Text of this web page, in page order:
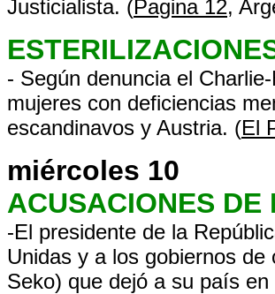
Justicialista. (Pagina 12,
- Según denuncia el
mujeres con deficiencias
escandinavos y Austria. (El
miércoles 10
ACUSACIONES DE
-El presidente de la
Unidas y a los gobiernos
Seko) que dejó a su país